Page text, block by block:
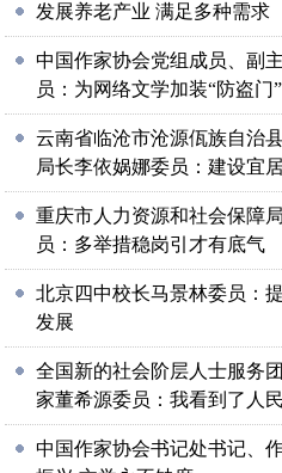
发展养老产业 满足多种需求
中国作家协会党组成员、副
员：为网络文学加装“防盗门”
云南省临沧市沧源佤族自治
局长李依娲娜委员：建设宜
重庆市人力资源和社会保障
员：多举措稳岗引才有底气
北京四中校长马景林委员：
发展
全国新的社会阶层人士服务
家董希源委员：我看到了人
中国作家协会书记处书记、